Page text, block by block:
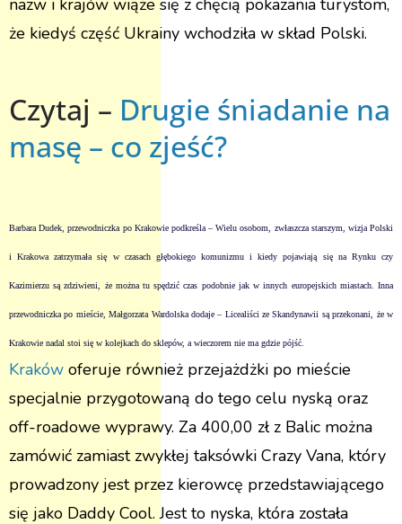
nazw i krajów wiąże się z chęcią pokazania turystom,
że kiedyś część Ukrainy wchodziła w skład Polski.
Czytaj – Drugie śniadanie na
masę – co zjeść?
Barbara Dudek, przewodniczka po Krakowie podkreśla – Wielu osobom, zwłaszcza starszym, wizja Polski
i Krakowa zatrzymała się w czasach głębokiego komunizmu i kiedy pojawiają się na Rynku czy
Kazimierzu są zdziwieni, że można tu spędzić czas podobnie jak w innych europejskich miastach. Inna
przewodniczka po mieście, Małgorzata Wardolska dodaje – Licealiści ze Skandynawii są przekonani, że w
Krakowie nadal stoi się w kolejkach do sklepów, a wieczorem nie ma gdzie pójść.
Kraków oferuje również przejażdżki po mieście
specjalnie przygotowaną do tego celu nyską oraz
off-roadowe wyprawy. Za 400,00 zł z Balic można
zamówić zamiast zwykłej taksówki Crazy Vana, który
prowadzony jest przez kierowcę przedstawiającego
się jako Daddy Cool. Jest to nyska, która została